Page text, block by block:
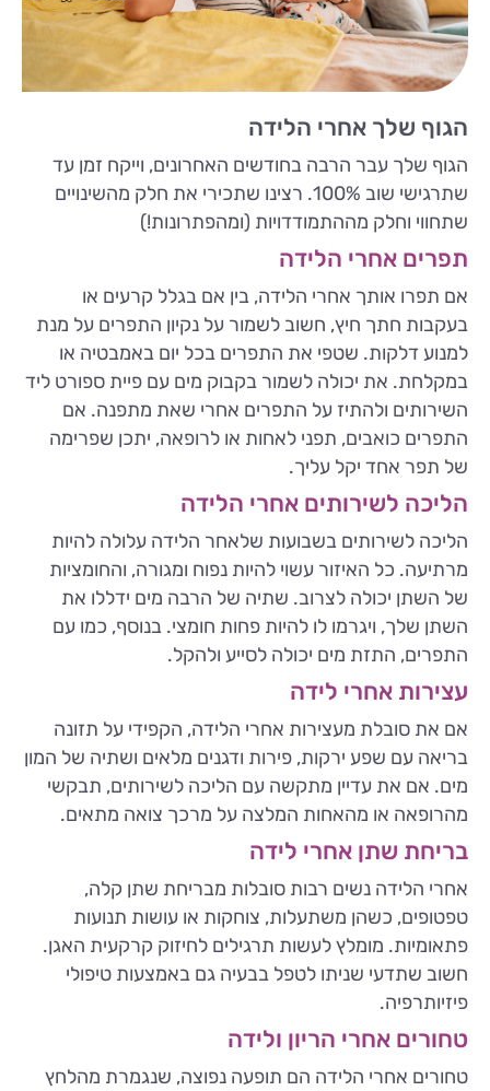
הגוף שלך אחרי הלידה
הגוף שלך עבר הרבה בחודשים האחרונים, וייקח זמן עד
שתרגישי שוב 100%. רצינו שתכירי את חלק מהשינויים
שתחווי וחלק מההתמודדויות (ומהפתרונות!)
תפרים אחרי הלידה
אם תפרו אותך אחרי הלידה, בין אם בגלל קרעים או
בעקבות חתך חיץ, חשוב לשמור על נקיון התפרים על מנת
למנוע דלקות. שטפי את התפרים בכל יום באמבטיה או
במקלחת. את יכולה לשמור בקבוק מים עם פיית ספורט ליד
השירותים ולהתיז על התפרים אחרי שאת מתפנה. אם
התפרים כואבים, תפני לאחות או לרופאה, יתכן שפרימה
של תפר אחד יקל עליך.
הליכה לשירותים אחרי הלידה
הליכה לשירותים בשבועות שלאחר הלידה עלולה להיות
מרתיעה. כל האיזור עשוי להיות נפוח ומגורה, והחומציות
של השתן יכולה לצרוב. שתיה של הרבה מים ידללו את
השתן שלך, ויגרמו לו להיות פחות חומצי. בנוסף, כמו עם
התפרים, התזת מים יכולה לסייע ולהקל.
עצירות אחרי לידה
אם את סובלת מעצירות אחרי הלידה, הקפידי על תזונה
בריאה עם שפע ירקות, פירות ודגנים מלאים ושתיה של המון
מים. אם את עדיין מתקשה עם הליכה לשירותים, תבקשי
מהרופאה או מהאחות המלצה על מרכך צואה מתאים.
בריחת שתן אחרי לידה
אחרי הלידה נשים רבות סובלות מבריחת שתן קלה,
טפטופים, כשהן משתעלות, צוחקות או עושות תנועות
פתאומיות. מומלץ לעשות תרגילים לחיזוק קרקעית האגן.
חשוב שתדעי שניתו לטפל בבעיה גם באמצעות טיפולי
פיזיותרפיה.
טחורים אחרי הריון ולידה
טחורים אחרי הלידה הם תופעה נפוצה, שנגמרת מהלחץ